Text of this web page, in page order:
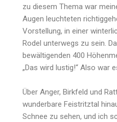
zu diesem Thema war
Augen leuchteten
Vorstellung, in einer
Rodel unterwegs zu sein.
bewältigenden 400
„Das wird lustig!“ Also war
Über Anger, Birkfeld und
wunderbare Feistritztal
Schnee zu sehen, und ich